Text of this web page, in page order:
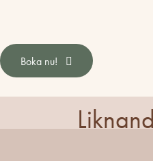
Boka nu!